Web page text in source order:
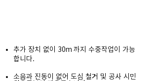
추가 장치 없이 30m 까지 수중작업이 가능
합니다.
소음과 진동이 없어 도심 철거 및 공사 시민